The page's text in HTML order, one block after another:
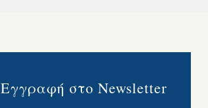
Εγγραφή στο Newsletter